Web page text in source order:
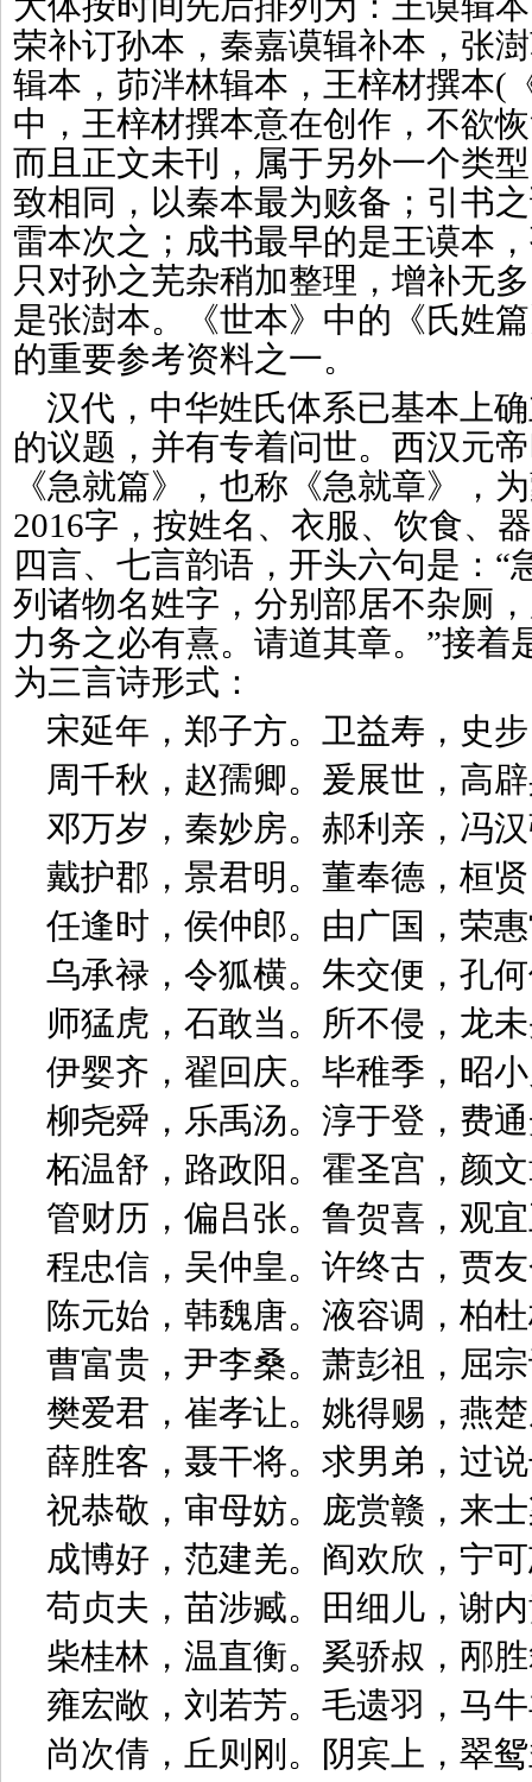
荣补订孙本，秦嘉谟辑补本，张
辑本，茆泮林辑本，王梓材撰本(
中，王梓材撰本意在创作，不欲
而且正文未刊，属于另外一个类
致相同，以秦本最为赅备；引书
雷本次之；成书最早的是王谟本
只对孙之芜杂稍加整理，增补无
是张澍本。《世本》中的《氏姓
的重要参考资料之一。
汉代，中华姓氏体系已基本上
的议题，并有专着问世。西汉元
《急就篇》，也称《急就章》，
2016字，按姓名、衣服、饮食、
四言、七言韵语，开头六句是：“
列诸物名姓字，分别部居不杂厕
力务之必有熹。请道其章。”接着
为三言诗形式：
宋延年，郑子方。卫益寿，史
周千秋，赵孺卿。爰展世，高
邓万岁，秦妙房。郝利亲，冯
戴护郡，景君明。董奉德，桓
任逢时，侯仲郎。由广国，荣
乌承禄，令狐横。朱交便，孔
师猛虎，石敢当。所不侵，龙
伊婴齐，翟回庆。毕稚季，昭
柳尧舜，乐禹汤。淳于登，费
柘温舒，路政阳。霍圣宫，颜
管财历，偏吕张。鲁贺喜，观
程忠信，吴仲皇。许终古，贾
陈元始，韩魏唐。液容调，柏
曹富贵，尹李桑。萧彭祖，屈
樊爱君，崔孝让。姚得赐，燕
薛胜客，聂干将。求男弟，过
祝恭敬，审母妨。庞赏赣，来
成博好，范建羌。阎欢欣，宁
苟贞夫，苗涉臧。田细儿，谢
柴桂林，温直衡。奚骄叔，邴
雍宏敞，刘若芳。毛遗羽，马
尚次倩，丘则刚。阴宾上，翠